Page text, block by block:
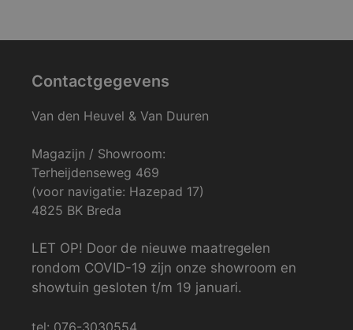
Contactgegevens
Van den Heuvel & Van Duuren
Magazijn / Showroom:
Terheijdenseweg 469
(voor navigatie: Hazepad 17)
4825 BK Breda
LET OP! Door de nieuwe maatregelen
rondom COVID-19 zijn onze showroom en
showtuin gesloten t/m 19 januari.
tel: 076-3030554